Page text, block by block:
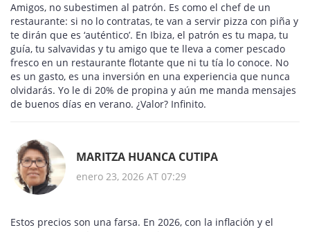
Amigos, no subestimen al patrón. Es como el chef de un
restaurante: si no lo contratas, te van a servir pizza con piña y
te dirán que es ‘auténtico’. En Ibiza, el patrón es tu mapa, tu
guía, tu salvavidas y tu amigo que te lleva a comer pescado
fresco en un restaurante flotante que ni tu tía lo conoce. No
es un gasto, es una inversión en una experiencia que nunca
olvidarás. Yo le di 20% de propina y aún me manda mensajes
de buenos días en verano. ¿Valor? Infinito.
MARITZA HUANCA CUTIPA
enero 23, 2026 AT 07:29
Estos precios son una farsa. En 2026, con la inflación y el